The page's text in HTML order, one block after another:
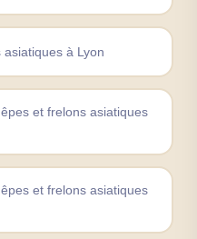
à Lyon
et frelons asiatiques
et frelons asiatiques